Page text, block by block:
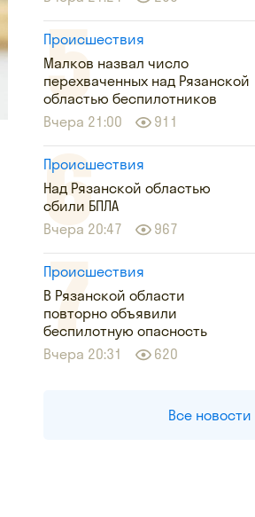
Происшествия
Малков назвал число
перехваченных над Рязанской
областью беспилотников
Вчера 21:00
911
Происшествия
Над Рязанской областью
сбили БПЛА
Вчера 20:47
967
Происшествия
В Рязанской области
повторно объявили
беспилотную опасность
Вчера 20:31
620
Все новости